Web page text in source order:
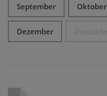
September Oktober
Dezember